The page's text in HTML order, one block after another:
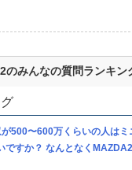
のみんなの質問ランキン
500〜600万くらいの人は
ですか？ なんとなく
ているのですが大学費用と老